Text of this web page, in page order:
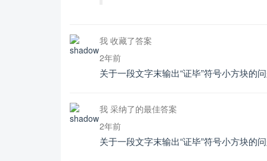
我 收藏了答案
2年前
关于一段文字末输出“证毕”符号小方块的
我 采纳了的最佳答案
2年前
关于一段文字末输出“证毕”符号小方块的